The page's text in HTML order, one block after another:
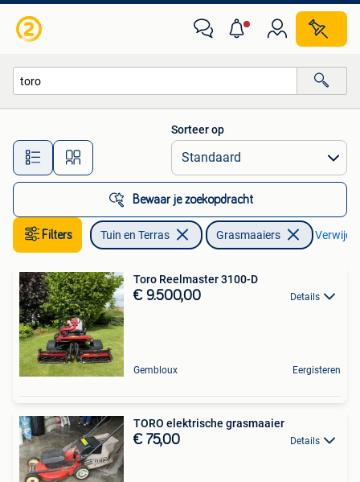
Alle afstanden…
Sorteer op
Bewaar je zoekopdracht
Filters Tuin en Terras Grasmaaiers
Toro Reelmaster 3100-D
€ 9.500,00 Details
Gembloux Eergisteren
TORO elektrische grasmaaier
€ 75,00 Details